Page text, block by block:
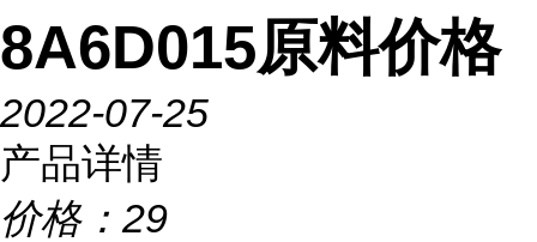
8A6D015原料价格
2022-07-25
产品详情
价格： 29